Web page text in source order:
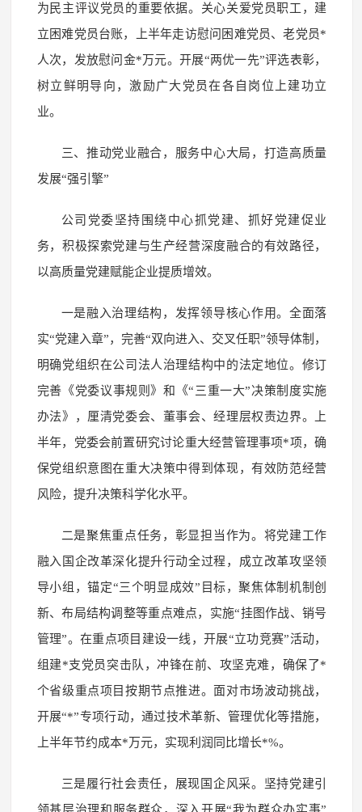
为民主评议党员的重要依据。关心关爱党员职工，建
立困难党员台账，上半年走访慰问困难党员、老党员*
人次，发放慰问金*万元。开展“两优一先”评选表彰，
树立鲜明导向，激励广大党员在各自岗位上建功立
业。
三、推动党业融合，服务中心大局，打造高质量
发展“强引擎”
公司党委坚持围绕中心抓党建、抓好党建促业
务，积极探索党建与生产经营深度融合的有效路径，
以高质量党建赋能企业提质增效。
一是融入治理结构，发挥领导核心作用。全面落
实“党建入章”，完善“双向进入、交叉任职”领导体制，
明确党组织在公司法人治理结构中的法定地位。修订
完善《党委议事规则》和《“三重一大”决策制度实施
办法》，厘清党委会、董事会、经理层权责边界。上
半年，党委会前置研究讨论重大经营管理事项*项，确
保党组织意图在重大决策中得到体现，有效防范经营
风险，提升决策科学化水平。
二是聚焦重点任务，彰显担当作为。将党建工作
融入国企改革深化提升行动全过程，成立改革攻坚领
导小组，锚定“三个明显成效”目标，聚焦体制机制创
新、布局结构调整等重点难点，实施“挂图作战、销号
管理”。在重点项目建设一线，开展“立功竞赛”活动，
组建*支党员突击队，冲锋在前、攻坚克难，确保了*
个省级重点项目按期节点推进。面对市场波动挑战，
开展“*”专项行动，通过技术革新、管理优化等措施，
上半年节约成本*万元，实现利润同比增长*%。
三是履行社会责任，展现国企风采。坚持党建引